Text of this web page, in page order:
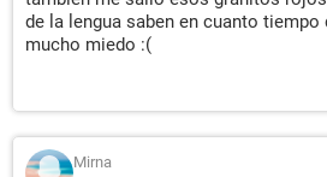
de la lengua saben en cuanto tiempo
mucho miedo :(
Mirna